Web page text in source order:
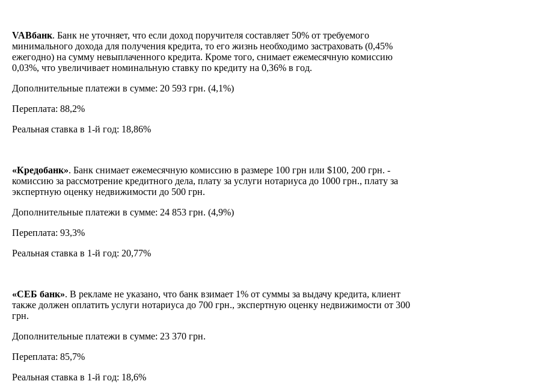
VABбанк. Банк не уточняет, что если доход поручителя составляет 50% от требуемого
минимального дохода для получения кредита, то его жизнь необходимо застраховать (0,45%
ежегодно) на сумму невыплаченного кредита. Кроме того, снимает ежемесячную комиссию
0,03%, что увеличивает номинальную ставку по кредиту на 0,36% в год.
Дополнительные платежи в сумме: 20 593 грн. (4,1%)
Переплата: 88,2%
Реальная ставка в 1-й год: 18,86%
«Кредобанк». Банк снимает ежемесячную комиссию в размере 100 грн или $100, 200 грн. -
комиссию за рассмотрение кредитного дела, плату за услуги нотариуса до 1000 грн., плату за
экспертную оценку недвижимости до 500 грн.
Дополнительные платежи в сумме: 24 853 грн. (4,9%)
Переплата: 93,3%
Реальная ставка в 1-й год: 20,77%
«СЕБ банк». В рекламе не указано, что банк взимает 1% от суммы за выдачу кредита, клиент
также должен оплатить услуги нотариуса до 700 грн., экспертную оценку недвижимости от 300
грн.
Дополнительные платежи в сумме: 23 370 грн.
Переплата: 85,7%
Реальная ставка в 1-й год: 18,6%